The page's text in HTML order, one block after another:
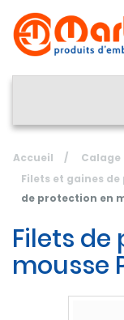
Accueil /
Filets et gaines
de protection en
Filets
mousse